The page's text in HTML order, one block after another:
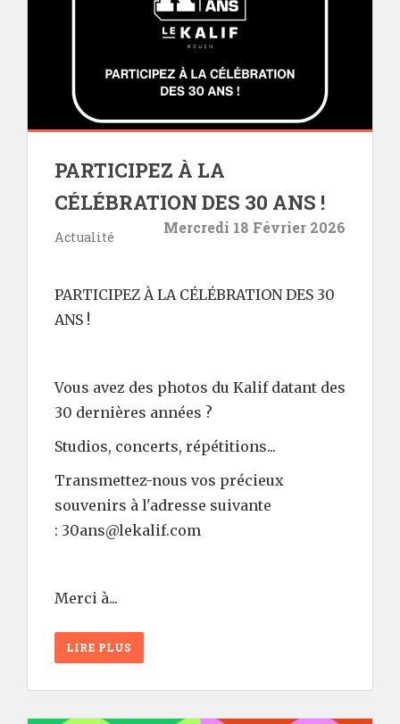
PARTICIPEZ À LA
CÉLÉBRATION DES 30 ANS !
Actualité
Mercredi 18 Février 2026
PARTICIPEZ À LA CÉLÉBRATION DES 30
ANS !
Vous avez des photos du Kalif datant des
30 dernières années ?
Studios, concerts, répétitions...
Transmettez-nous vos précieux
souvenirs à l'adresse suivante
: 30ans@lekalif.com
Merci à...
LIRE PLUS